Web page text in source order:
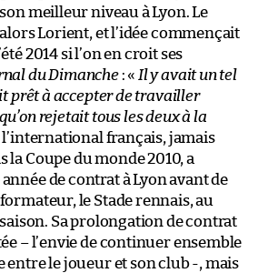
meilleur niveau à Lyon. Le
Lorient, et l’idée commençait
2014 si l’on en croit ses
du Dimanche: « Il y avait un tel
prêt à accepter de travailler
rejetait tous les deux à la
français, jamais
la Coupe du monde 2010, a
de contrat à Lyon avant de
le Stade rennais, au
Sa prolongation de contrat
– l’envie de continuer ensemble
entre le joueur et son club -, mais